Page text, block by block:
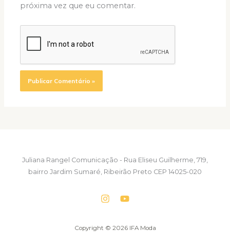
próxima vez que eu comentar.
Juliana Rangel Comunicação - Rua Eliseu Guilherme, 719,
bairro Jardim Sumaré, Ribeirão Preto CEP 14025-020
Copyright © 2026 IFA Moda